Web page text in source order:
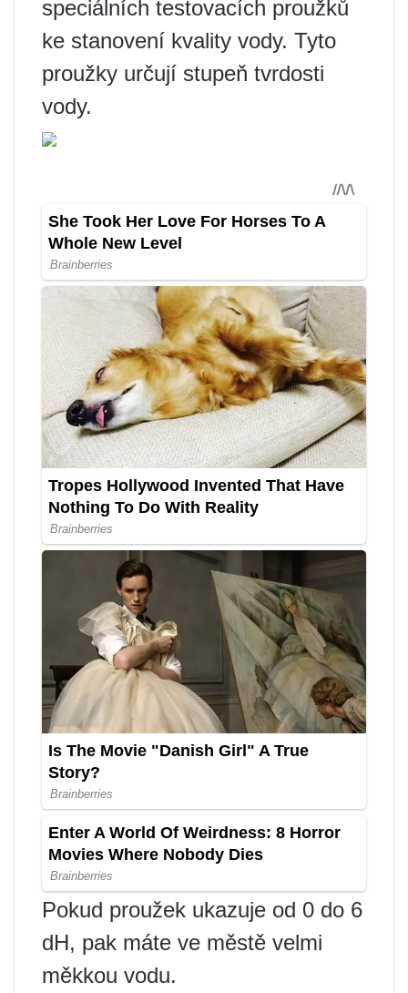
speciálních testovacích proužků
ke stanovení kvality vody. Tyto
proužky určují stupeň tvrdosti
vody.
Pokud proužek ukazuje od 0 do 6
dH, pak máte ve městě velmi
měkkou vodu.